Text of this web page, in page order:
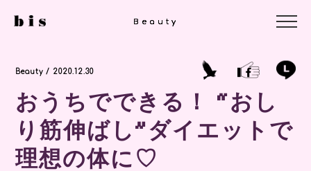
Beauty
Beauty / 2020.12.30
おうちでできる！ “おし
り筋伸ばし”ダイエットで
理想の体に♡
Beauty
Beauty